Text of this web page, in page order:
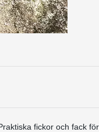
fickor och fack